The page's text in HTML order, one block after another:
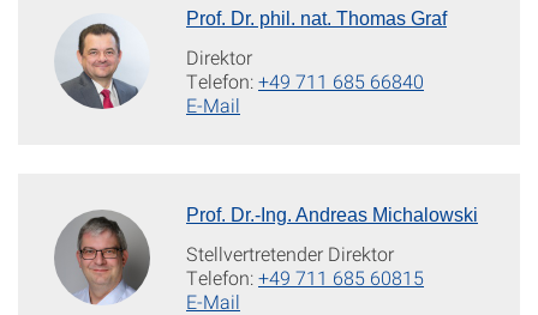
Prof. Dr. phil. nat. Thomas Graf
Direktor
Telefon:+49 711 685 66840
E-Mail
Prof. Dr.-Ing. Andreas Michalowski
Stellvertretender Direktor
Telefon:+49 711 685 60815
E-Mail